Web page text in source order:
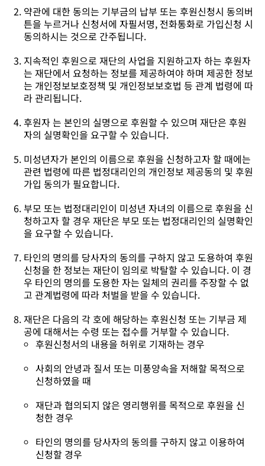
약관에 대한 동의는 기부금의 납부 또는 후원신청시 동의버
튼을 누르거나 신청서에 자필서명, 전화통화로 가입신청 시
동의하시는 것으로 간주됩니다.
지속적인 후원으로 재단의 사업을 지원하고자 하는 후원자
는 재단에서 요청하는 정보를 제공하여야 하며 제공한 정보
는 개인정보보호정책 및 개인정보보호법 등 관계 법령에 따
라 관리됩니다.
후원자 는 본인의 실명으로 후원할 수 있으며 재단은 후원
자의 실명확인을 요구할 수 있습니다.
미성년자가 본인의 이름으로 후원을 신청하고자 할 때에는
관련 법령에 따른 법정대리인의 개인정보 제공동의 및 후원
가입 동의가 필요합니다.
부모 또는 법정대리인이 미성년 자녀의 이름으로 후원을 신
청하고자 할 경우 재단은 부모 또는 법정대리인의 실명확인
을 요구할 수 있습니다.
타인의 명의를 당사자의 동의를 구하지 않고 도용하여 후원
신청을 한 정보는 재단이 임의로 박탈할 수 있습니다. 이 경
우 타인의 명의를 도용한 자는 일체의 권리를 주장할 수 없
고 관계법령에 따라 처벌을 받을 수 있습니다.
재단은 다음의 각 호에 해당하는 후원신청 또는 기부금 제
공에 대해서는 수령 또는 접수를 거부할 수 있습니다.
후원신청서의 내용을 허위로 기재하는 경우
사회의 안녕과 질서 또는 미풍양속을 저해할 목적으로
신청하였을 때
재단과 협의되지 않은 영리행위를 목적으로 후원을 신
청한 경우
타인의 명의를 당사자의 동의를 구하지 않고 이용하여
신청할 경우